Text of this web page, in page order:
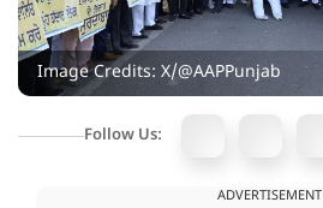
Image Credits: X/@AAPPunjab
Follow Us:
ADVERTISEMENT